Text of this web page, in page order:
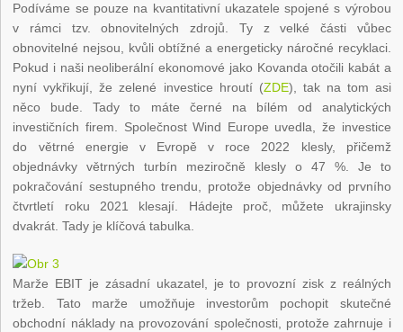
Podíváme se pouze na kvantitativní ukazatele spojené s výrobou
v rámci tzv. obnovitelných zdrojů. Ty z velké části vůbec
obnovitelné nejsou, kvůli obtížné a energeticky náročné recyklaci.
Pokud i naši neoliberální ekonomové jako Kovanda otočili kabát a
nyní vykřikují, že zelené investice hroutí (ZDE), tak na tom asi
něco bude. Tady to máte černé na bílém od analytických
investičních firem. Společnost Wind Europe uvedla, že investice
do větrné energie v Evropě v roce 2022 klesly, přičemž
objednávky větrných turbín meziročně klesly o 47 %. Je to
pokračování sestupného trendu, protože objednávky od prvního
čtvrtletí roku 2021 klesají. Hádejte proč, můžete ukrajinsky
dvakrát. Tady je klíčová tabulka.
Marže EBIT je zásadní ukazatel, je to provozní zisk z reálných
tržeb. Tato marže umožňuje investorům pochopit skutečné
obchodní náklady na provozování společnosti, protože zahrnuje i